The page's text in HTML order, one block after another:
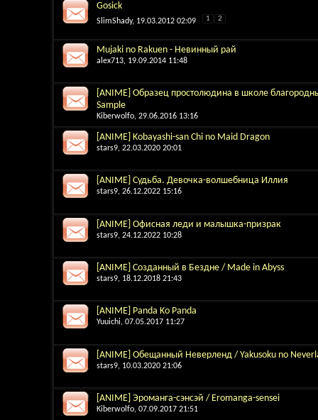
Gosick
SlimShady, 19.03.2012 02:09 1 2
Mujaki no Rakuen - Невинный рай
alex713, 19.09.2014 11:48
[ANIME] Образец простолюдина в школе
Sample
Kiberwolfo, 29.06.2016 13:16
[ANIME] Kobayashi-san Chi no Maid Dragon
stars9, 22.03.2020 20:01
[ANIME] Судьба. Девочка-волшебница Иллия
stars9, 26.12.2022 15:16
[ANIME] Офисная леди и малышка-призрак
stars9, 24.12.2022 10:28
[ANIME] Созданный в Бездне / Made in Abyss
stars9, 18.12.2018 21:43
[ANIME] Panda Ko Panda
Yuuichi, 07.05.2017 11:27
[ANIME] Обещанный Неверленд / Yakusoku no
stars9, 10.03.2020 21:06
[ANIME] Эроманга-сэнсэй / Eromanga-sensei
Kiberwolfo, 07.09.2017 21:51